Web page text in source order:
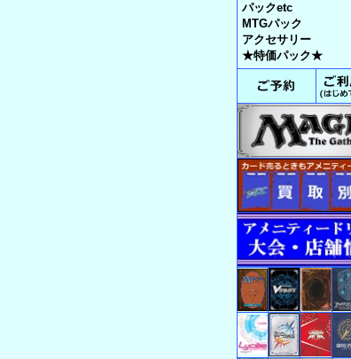
パックetc
MTGパック
アクセサリー
★特価パック★